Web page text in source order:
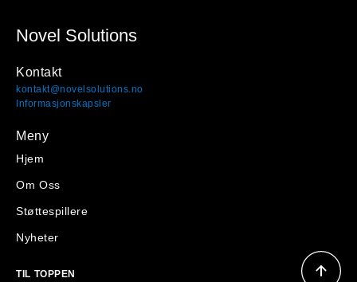
Novel Solutions
Kontakt
kontakt@novelsolutions.no
Informasjonskapsler
Meny
Hjem
Om Oss
Støttespillere
Nyheter
TIL TOPPEN